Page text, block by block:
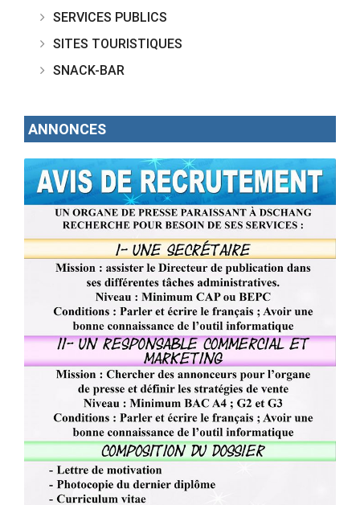
SERVICES PUBLICS
SITES TOURISTIQUES
SNACK-BAR
ANNONCES